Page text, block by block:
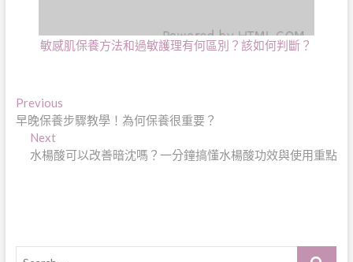
敏感肌保養方法和過敏護理有何區別？該如何判斷？
文
章
導
PreviousPrevious
post:
早晚保養步驟教學！為何保養很重要？
NextNext
post:
水楊酸可以改善暗沈嗎？一分鐘搞懂水楊酸功效與使用重點
Search